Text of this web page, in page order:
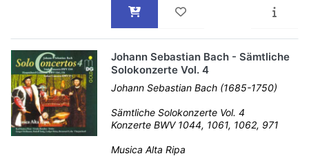
Johann Sebastian Bach - Sämtliche
Solokonzerte Vol. 4
Johann Sebastian Bach (1685-1750)
Sämtliche Solokonzerte Vol. 4
Konzerte BWV 1044, 1061, 1062, 971
Musica Alta Ripa